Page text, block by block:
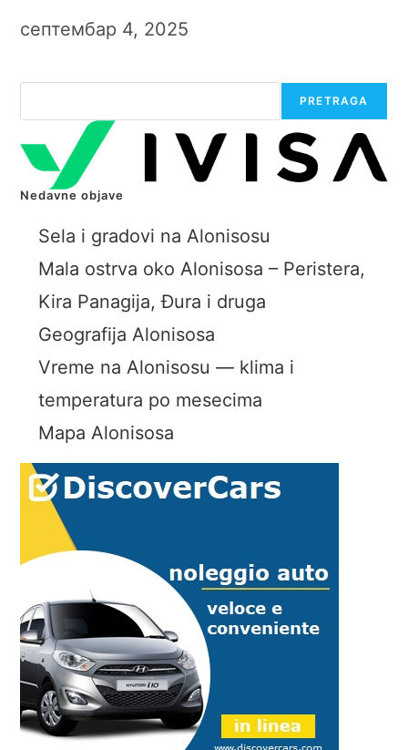
септембар 4, 2025
PRETRAGA
Nedavne objave
Sela i gradovi na Alonisosu
Mala ostrva oko Alonisosa – Peristera,
Kira Panagija, Đura i druga
Geografija Alonisosa
Vreme na Alonisosu — klima i
temperatura po mesecima
Mapa Alonisosa